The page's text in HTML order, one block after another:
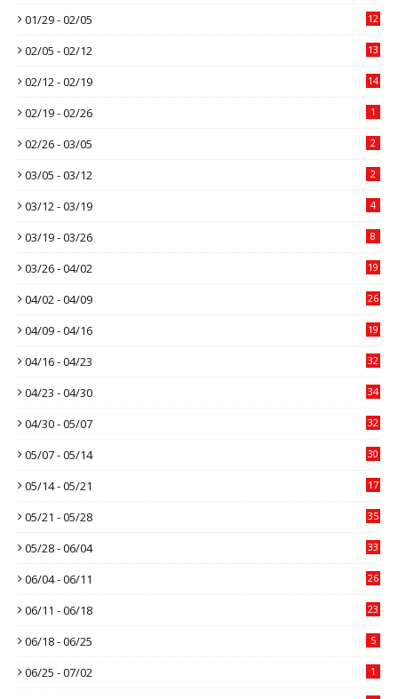
01/29 - 02/05 12
02/05 - 02/12 13
02/12 - 02/19 14
02/19 - 02/26 1
02/26 - 03/05 2
03/05 - 03/12 2
03/12 - 03/19 4
03/19 - 03/26 8
03/26 - 04/02 19
04/02 - 04/09 26
04/09 - 04/16 19
04/16 - 04/23 32
04/23 - 04/30 34
04/30 - 05/07 32
05/07 - 05/14 30
05/14 - 05/21 17
05/21 - 05/28 35
05/28 - 06/04 33
06/04 - 06/11 26
06/11 - 06/18 23
06/18 - 06/25 5
06/25 - 07/02 1